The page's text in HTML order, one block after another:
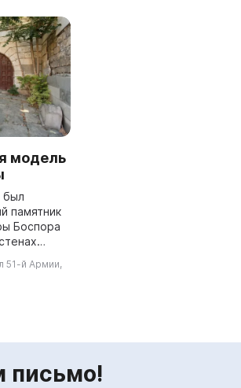
модель
был
памятник
Боспора
Коры
51-й Армии,
письмо!